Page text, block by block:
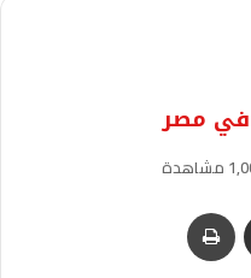
في مصر
مشاركة عبر البريد